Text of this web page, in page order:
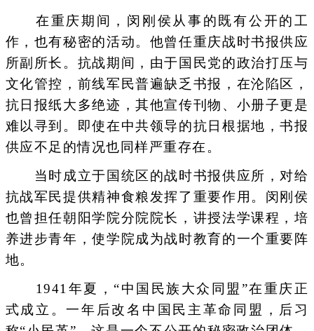
在重庆期间，闵刚侯从事的既有公开的工
作，也有秘密的活动。他曾任重庆战时书报供应
所副所长。抗战期间，由于国民党的政治打压与
文化管控，前线军民普遍缺乏书报，在沦陷区，
抗日报纸大多绝迹，其他宣传刊物、小册子更是
难以寻到。即使在中共领导的抗日根据地，书报
供应不足的情况也同样严重存在。
当时成立于国统区的战时书报供应所，对给
抗战军民提供精神食粮发挥了重要作用。闵刚侯
也曾担任朝阳学院分院院长，讲授法学课程，培
养进步青年，使学院成为战时教育的一个重要阵
地。
1941年夏，“中国民族大众同盟”在重庆正
式成立。一年后改名中国民主革命同盟，后习